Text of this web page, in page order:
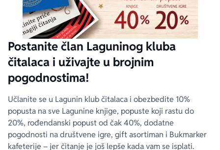
Postanite član Laguninog kluba
čitalaca i uživajte u brojnim
pogodnostima!
Učlanite se u Lagunin klub čitalaca i obezbedite 10%
popusta na sve Lagunine knjige, popuste koji rastu do
20%, rođendanski popust od čak 40%, dodatne
pogodnosti na društvene igre, gift asortiman i Bukmarker
kafeterije – jer čitanje je još lepše kada vam se isplati.